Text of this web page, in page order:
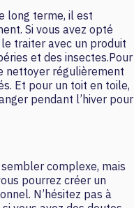
long terme, il est
Si vous avez opté
traiter avec un produit
et des insectes.Pour
nettoyer régulièrement
Et pour un toit en toile,
pendant l’hiver pour
complexe, mais
pourrez créer un
N’hésitez pas à